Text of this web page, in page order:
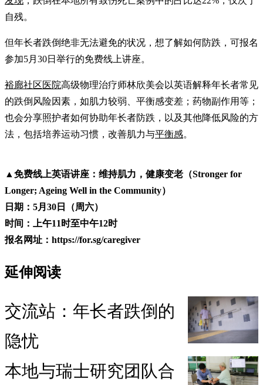
自残。
但年长者跌倒绝非无法避免的状况，想了解如何防跌，可报名
参加5月30日举行的免费线上讲座。
裕廊社区医院高级物理治疗师林欣美会以英语解释年长者常见
的跌倒风险因素，如肌力较弱、平衡感变差；药物副作用等；
也会分享照护者如何协助年长者防跌，以及其他降低风险的方
法，包括培养运动习惯，改善肌力与平衡感。
▲ 免费线上英语讲座：维持肌力，健康变老（Stronger for
Longer; Ageing Well in the Community）
日期：5月30日（周六）
时间：上午11时至中午12时
报名网址：https://for.sg/caregiver
延伸阅读
交流站：年长者跌倒的
隐忧
本地与瑞士研究团队合